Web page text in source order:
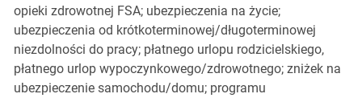
opieki zdrowotnej FSA; ubezpieczenia na życie;
ubezpieczenia od krótkoterminowej/długoterminowej
niezdolności do pracy; płatnego urlopu rodzicielskiego,
płatnego urlop wypoczynkowego/zdrowotnego; zniżek na
ubezpieczenie samochodu/domu; programu